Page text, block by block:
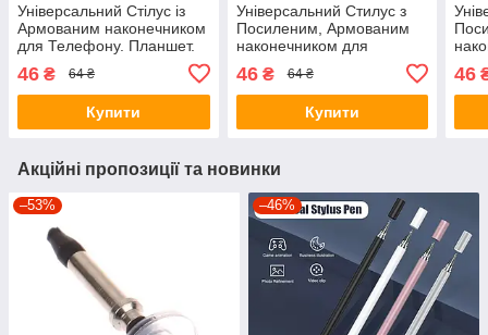
Універсальний Стілус із
Армованим наконечником
для Телефону. Планшет.
Електронні книги. Зелений
1шт
46 ₴ 64 ₴
Купити
Універсальний Стилус з
Посиленим, Армованим
наконечником для
Електронних книг,
Блакитний 1шт
46₴ 64 ₴
Купити
1шт
46
Акційні пропозиції та новинки
–53% –46%